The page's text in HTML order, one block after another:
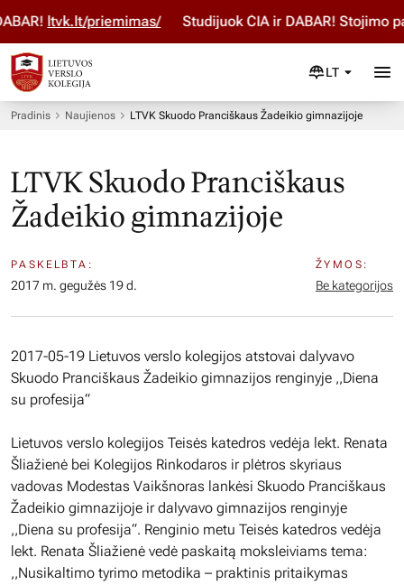
ltvk.lt/priemimas/ Studijuok ČIA ir DABAR! Stojimo
LT
Pradinis Naujienos LTVK Skuodo Pranciškaus Žadeikio gimnazijoje
LTVK Skuodo Pranciškaus
Žadeikio gimnazijoje
PASKELBTA:
2017 m. gegužės 19 d.
ŽYMOS:
Be kategorijos
2017-05-19 Lietuvos verslo kolegijos atstovai dalyvavo
Skuodo Pranciškaus Žadeikio gimnazijos renginyje ,,Diena
su profesija“
Lietuvos verslo kolegijos Teisės katedros vedėja lekt. Renata
Šliažienė bei Kolegijos Rinkodaros ir plėtros skyriaus
vadovas Modestas Vaikšnoras lankėsi Skuodo Pranciškaus
Žadeikio gimnazijoje ir dalyvavo gimnazijos renginyje
,,Diena su profesija“. Renginio metu Teisės katedros vedėja
lekt. Renata Šliažienė vedė paskaitą moksleiviams tema:
,,Nusikaltimo tyrimo metodika – praktinis pritaikymas